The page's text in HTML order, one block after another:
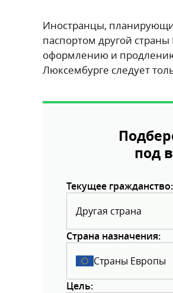
Иностранцы,
паспортом другой
оформлению и продлению
Люксембурге следует
под
Текущее гражданство:
Другая страна
Страна назначения:
Страны Европы
Цель: